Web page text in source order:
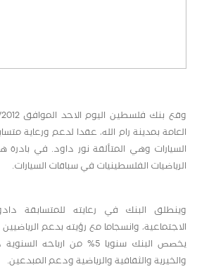
العامة بمدينة رام الله، عقدا لدعم ورعاية
السيارات وهي المتألقة نور داود. في
الرياضيات الفلسطينيات في سباقات السيارات.
وينطلق البنك في رعايته للمتسابقة
الاجتماعية، وانسجاما مع رؤيته بدعم
يخصص البنك سنويا 5% من
والخيرية والثقافية والرياضية ودعم المبدعين.